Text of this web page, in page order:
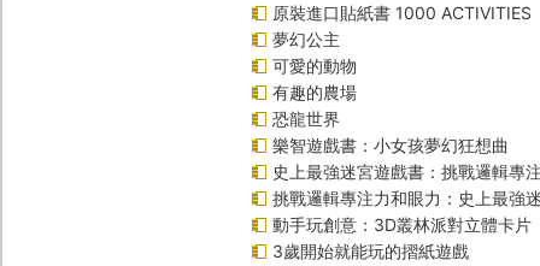
原裝進口貼紙書 1000 ACTIVITIES
夢幻公主
可愛的動物
有趣的農場
恐龍世界
樂智遊戲書：小女孩夢幻狂想曲
史上最強迷宮遊戲書：挑戰邏輯專
挑戰邏輯專注力和眼力：史上最強
動手玩創意：3D叢林派對立體卡片
3歲開始就能玩的摺紙遊戲